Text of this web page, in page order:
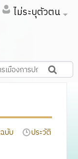
ไม่ระบุตัวตน
บับ ประวัติ